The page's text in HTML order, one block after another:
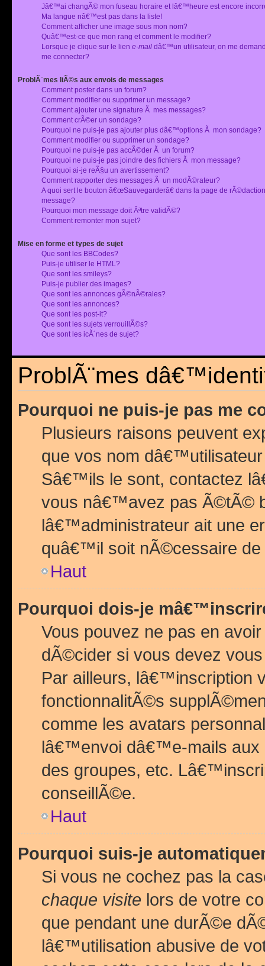
Jâ€™ai changÃ© mon fuseau horaire et lâ€™heure est encore
Ma langue nâ€™est pas dans la liste!
Comment afficher une image sous mon nom?
Quâ€™est-ce que mon rang et comment le modifier?
Lorsque je clique sur le lien e-mail dâ€™un utilisateur, on me
me connecter?
ProblÃ¨mes liÃ©s aux envois de messages
Comment poster dans un forum?
Comment modifier ou supprimer un message?
Comment ajouter une signature Ã mes messages?
Comment crÃ©er un sondage?
Pourquoi ne puis-je pas ajouter plus dâ€™options Ã mon sondage?
Comment modifier ou supprimer un sondage?
Pourquoi ne puis-je pas accÃ©der Ã un forum?
Pourquoi ne puis-je pas joindre des fichiers Ã mon message?
Pourquoi ai-je reÃ§u un avertissement?
Comment rapporter des messages Ã un modÃ©rateur?
A quoi sert le bouton â€œSauvegarderâ€ dans la page de
message?
Pourquoi mon message doit Ãªtre validÃ©?
Comment remonter mon sujet?
Mise en forme et types de sujet
Que sont les BBCodes?
Puis-je utiliser le HTML?
Que sont les smileys?
Puis-je publier des images?
Que sont les annonces gÃ©nÃ©rales?
Que sont les annonces?
Que sont les post-it?
Que sont les sujets verrouillÃ©s?
Que sont les icÃ´nes de sujet?
ProblÃ¨mes
Pourquoi ne puis-je pas me
Plusieurs raisons peuvent
que vos nom
Sâ€™ils le sont, contactez
vous nâ€™avez pas Ã©tÃ©
lâ€™administrateur ait une
quâ€™il soit nÃ©cessaire de
Haut
Pourquoi dois-je
Vous pouvez ne pas en
dÃ©cider si vous devez
Par ailleurs, lâ€™inscription
fonctionnalitÃ©s
comme les avatars
lâ€™envoi dâ€™e-mails
des groupes, etc.
conseillÃ©e.
Haut
Pourquoi suis-je
Si vous ne cochez pas la
chaque visite lors de votre
que pendant une durÃ©e
lâ€™utilisation abusive de